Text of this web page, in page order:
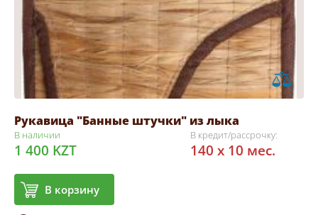
Рукавица "Банные штучки" из лыка
В наличии
1 400 KZT
В корзину
В кредит/рассрочку:
140 x 10 мес.